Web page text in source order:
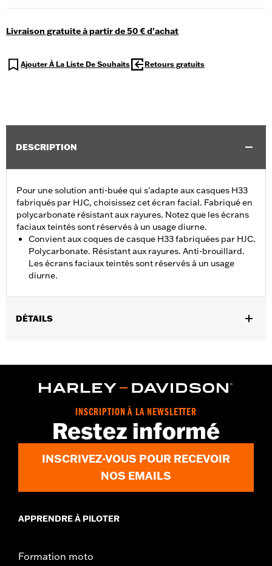
Livraison gratuite à partir de 50 € d'achat
Ajouter À La Liste De Souhaits Retours gratuits
DESCRIPTION
Pour une solution anti-buée qui s'adapte aux casques H33
fabriqués par HJC, choisissez cet écran facial. Fabriqué en
polycarbonate résistant aux rayures. Notez que les écrans
faciaux teintés sont réservés à un usage diurne.
Convient aux coques de casque H33 fabriquées par HJC.
Polycarbonate. Résistant aux rayures. Anti-brouillard.
Les écrans faciaux teintés sont réservés à un usage
diurne.
DÉTAILS
Caractéristiques fonctionnelles:Anti-brouillard
INSCRIPTION À LA NEWSLETTER
Restez informé
INSCRIVEZ-VOUS POUR RECEVOIR
NOS EMAILS
APPRENDRE À PILOTER
Formation moto